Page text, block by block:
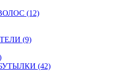
(12)
(9)
(42)